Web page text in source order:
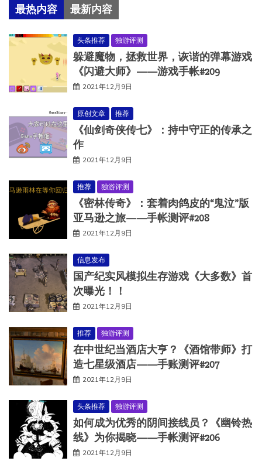
最热内容 最新内容
头条推荐 独游评测
躲避魔物，拯救世界，诙谐的弹幕游戏
《闪避大师》——游戏手帐#209
2021年12月9日
原创文章 推荐
《仙剑奇侠传七》：持中守正的传承之
作
2021年12月9日
推荐 独游评测
《密林传奇》：套着肉鸽皮的“鬼泣”版
亚马逊之旅——手帐测评#208
2021年12月9日
信息发布
国产纪实风模拟生存游戏《大多数》首
次曝光！！
2021年12月9日
推荐 独游评测
在中世纪当酒店大亨？《酒馆带师》打
造七星级酒店——手账测评#207
2021年12月9日
头条推荐 独游评测
如何成为优秀的阴间接线员？《幽铃热
线》为你揭晓——手帐测评#206
2021年12月9日